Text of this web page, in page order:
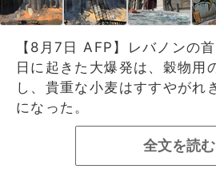
【8月7日 AFP】レバノンの
日に起きた大爆発は、穀物用
し、貴重な小麦はすすやがれ
になった。
全文を読む